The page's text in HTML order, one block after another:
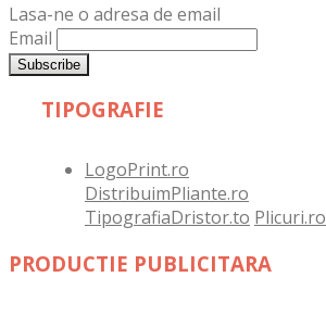
Lasa-ne o adresa de email
Email
TIPOGRAFIE
LogoPrint.ro
DistribuimPliante.ro
TipografiaDristor.to Plicuri.ro
PRODUCTIE PUBLICITARA